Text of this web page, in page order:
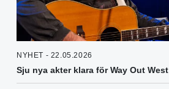
NYHET - 22.05.2026
Sju nya akter klara för Way Out West